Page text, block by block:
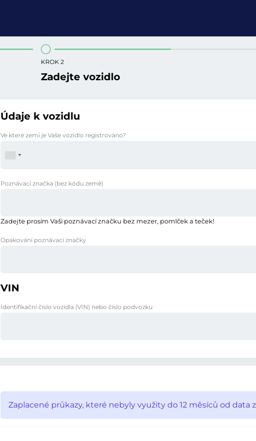
KROK 2
Zadejte vozidlo
Údaje k vozidlu
Ve které zemi je Vaše vozidlo registrováno?
Poznávací značka (bez kódu země)
Zadejte prosím Vaši poznávací značku bez mezer, pomlček a teček!
Opakování poznávací značky
VIN
Identifikační číslo vozidla (VIN) nebo číslo podvozku
Zaplacené průkazy, které nebyly využity do 12 měsíců od data